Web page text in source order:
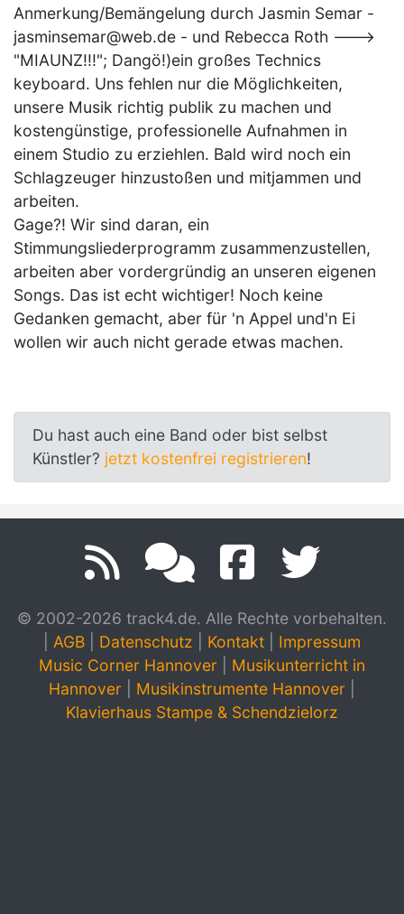
Anmerkung/Bemängelung durch Jasmin Semar -
jasminsemar@web.de - und Rebecca Roth --->
"MIAUNZ!!!"; Dangö!)ein großes Technics
keyboard. Uns fehlen nur die Möglichkeiten,
unsere Musik richtig publik zu machen und
kostengünstige, professionelle Aufnahmen in
einem Studio zu erziehlen. Bald wird noch ein
Schlagzeuger hinzustoßen und mitjammen und
arbeiten.
Gage?! Wir sind daran, ein
Stimmungsliederprogramm zusammenzustellen,
arbeiten aber vordergründig an unseren eigenen
Songs. Das ist echt wichtiger! Noch keine
Gedanken gemacht, aber für 'n Appel und'n Ei
wollen wir auch nicht gerade etwas machen.
Du hast auch eine Band oder bist selbst
Künstler? jetzt kostenfrei registrieren!
© 2002-2026 track4.de. Alle Rechte vorbehalten.
AGB Datenschutz Kontakt
Impressum
Music Corner Hannover
Musikunterricht in
Hannover
Musikinstrumente Hannover
Klavierhaus Stampe & Schendzielorz